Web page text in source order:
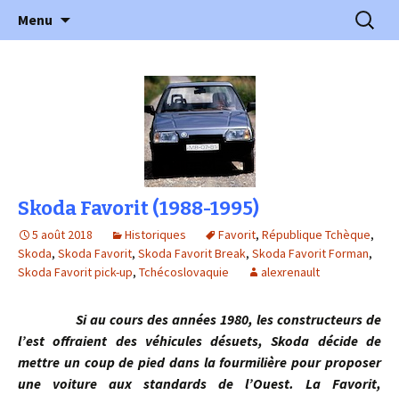
l'Automobile Ancienne
l'automobile ancienne : articles, historiques
…
Menu
Skoda Favorit (1988-1995)
5 août 2018 Historiques Favorit, République Tchèque,
Skoda, Skoda Favorit, Skoda Favorit Break, Skoda Favorit Forman,
Skoda Favorit pick-up, Tchécoslovaquie alexrenault
Si au cours des années 1980, les constructeurs de
l’est offraient des véhicules désuets, Skoda décide de
mettre un coup de pied dans la fourmilière pour proposer
une voiture aux standards de l’Ouest. La Favorit,